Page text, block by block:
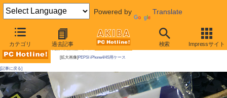
Powered by Translate
カテゴリ 過去記事 検索 Impressサイト
AKIBA PC Hotline!
[拡大画像] PEPSI iPhone4/4S用ケース
[記事に戻る]